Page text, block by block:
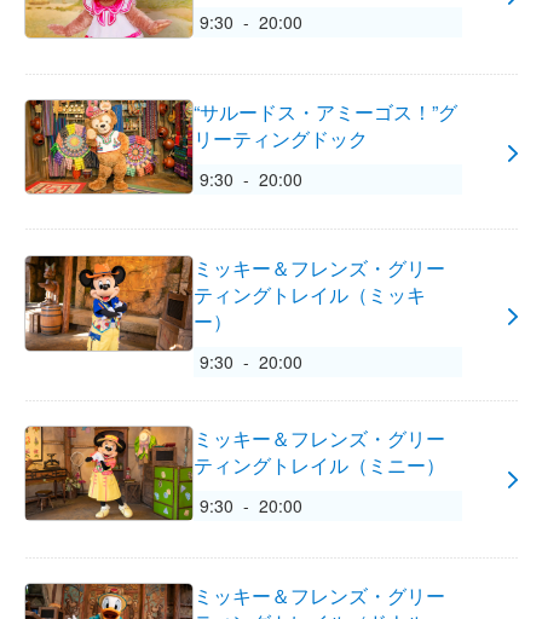
9:30 - 20:00
“サルードス・アミーゴス！”グ
リーティングドック
9:30 - 20:00
ミッキー＆フレンズ・グリー
ティングトレイル（ミッキ
ー）
9:30 - 20:00
ミッキー＆フレンズ・グリー
ティングトレイル（ミニー）
9:30 - 20:00
ミッキー＆フレンズ・グリー